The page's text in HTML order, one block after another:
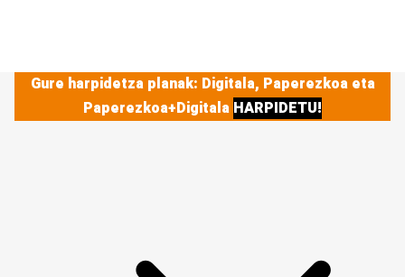
Gure harpidetza planak: Digitala, Paperezkoa eta
Paperezkoa+Digitala HARPIDETU!